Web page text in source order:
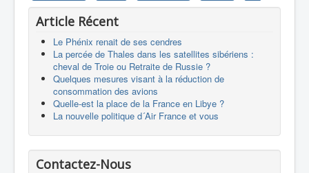
Article Récent
Le Phénix renait de ses cendres
La percée de Thales dans les satellites sibériens :
cheval de Troie ou Retraite de Russie ?
Quelques mesures visant à la réduction de
consommation des avions
Quelle-est la place de la France en Libye ?
La nouvelle politique d´Air France et vous
Contactez-Nous